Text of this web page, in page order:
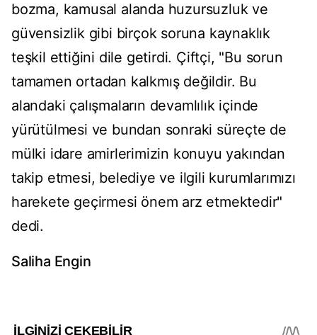
bozma, kamusal alanda huzursuzluk ve
güvensizlik gibi birçok soruna kaynaklık
teşkil ettiğini dile getirdi. Çiftçi, "Bu sorun
tamamen ortadan kalkmış değildir. Bu
alandaki çalışmaların devamlılık içinde
yürütülmesi ve bundan sonraki süreçte de
mülki idare amirlerimizin konuyu yakından
takip etmesi, belediye ve ilgili kurumlarımızı
harekete geçirmesi önem arz etmektedir"
dedi.
Saliha Engin